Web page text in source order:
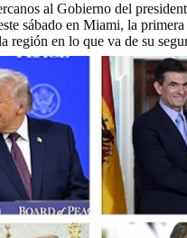
al Gobierno del
sábado en Miami, la
región en lo que va de su